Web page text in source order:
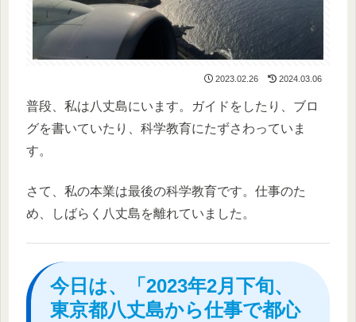
2023.02.26 2024.03.06
普段、私は八丈島にいます。ガイドをしたり、ブロ
グを書いていたり、科学教育にたずさわっていま
す。
さて、私の本業は最後の科学教育です。仕事のた
め、しばらく八丈島を離れていました。
今日は、「2023年2月下旬、
東京都八丈島から仕事で都心